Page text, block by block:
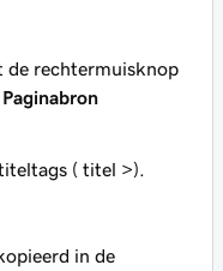
de rechtermuisknop
Paginabron
( titel >).
in de